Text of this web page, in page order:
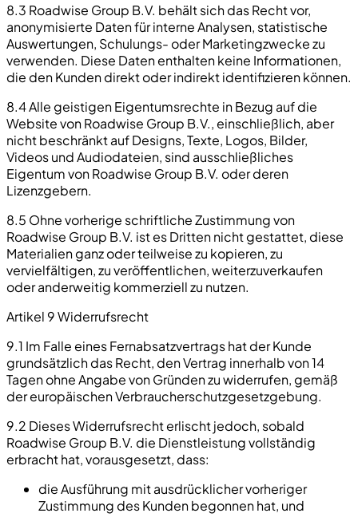
8.3 Roadwise Group B.V. behält sich das Recht vor,
anonymisierte Daten für interne Analysen, statistische
Auswertungen, Schulungs- oder Marketingzwecke zu
verwenden. Diese Daten enthalten keine Informationen,
die den Kunden direkt oder indirekt identifizieren können.
8.4 Alle geistigen Eigentumsrechte in Bezug auf die
Website von Roadwise Group B.V., einschließlich, aber
nicht beschränkt auf Designs, Texte, Logos, Bilder,
Videos und Audiodateien, sind ausschließliches
Eigentum von Roadwise Group B.V. oder deren
Lizenzgebern.
8.5 Ohne vorherige schriftliche Zustimmung von
Roadwise Group B.V. ist es Dritten nicht gestattet, diese
Materialien ganz oder teilweise zu kopieren, zu
vervielfältigen, zu veröffentlichen, weiterzuverkaufen
oder anderweitig kommerziell zu nutzen.
Artikel 9 Widerrufsrecht
9.1 Im Falle eines Fernabsatzvertrags hat der Kunde
grundsätzlich das Recht, den Vertrag innerhalb von 14
Tagen ohne Angabe von Gründen zu widerrufen, gemäß
der europäischen Verbraucherschutzgesetzgebung.
9.2 Dieses Widerrufsrecht erlischt jedoch, sobald
Roadwise Group B.V. die Dienstleistung vollständig
erbracht hat, vorausgesetzt, dass:
die Ausführung mit ausdrücklicher vorheriger
Zustimmung des Kunden begonnen hat, und